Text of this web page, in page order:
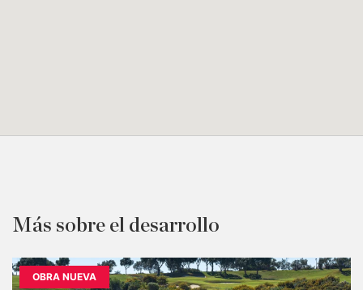
Más sobre el desarrollo
OBRA NUEVA